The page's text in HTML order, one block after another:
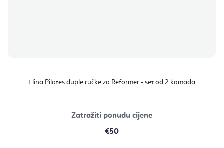
Elina Pilates duple ručke za Reformer - set od 2 komada
Zatražiti ponudu cijene
€50